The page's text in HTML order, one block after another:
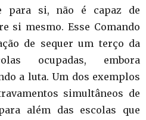
para si, não é capaz de
si mesmo. Esse Comando
de sequer um terço da
ocupadas, embora
a luta. Um dos exemplos
simultâneos de
além das escolas que